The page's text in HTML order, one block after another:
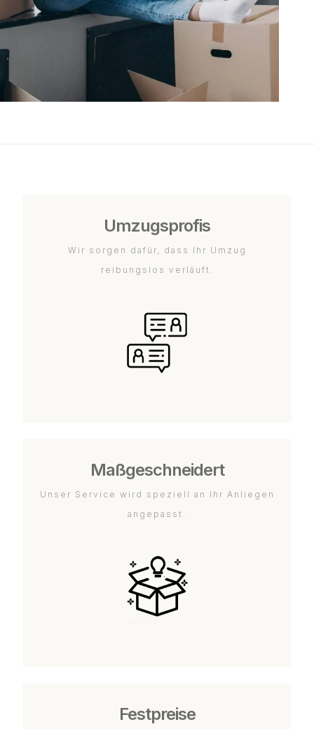
Umzugsprofis
Wir sorgen dafür, dass Ihr Umzug
reibungslos verläuft.
Maßgeschneidert
Unser Service wird speziell an Ihr Anliegen
angepasst.
Festpreise